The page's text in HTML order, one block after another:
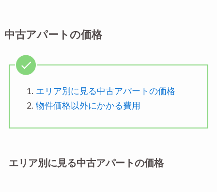
中古アパートの価格
エリア別に見る中古アパートの価格
物件価格以外にかかる費用
エリア別に見る中古アパートの価格